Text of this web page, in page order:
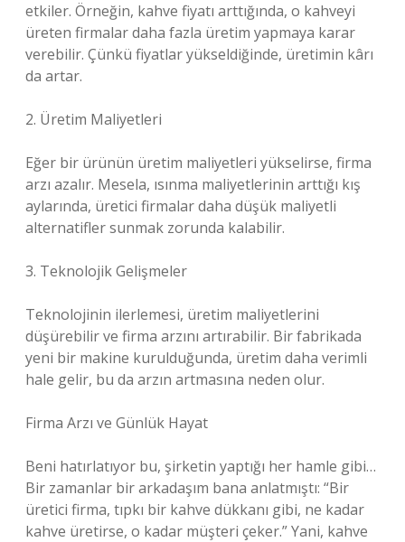
etkiler. Örneğin, kahve fiyatı arttığında, o kahveyi
üreten firmalar daha fazla üretim yapmaya karar
verebilir. Çünkü fiyatlar yükseldiğinde, üretimin kârı
da artar.
2. Üretim Maliyetleri
Eğer bir ürünün üretim maliyetleri yükselirse, firma
arzı azalır. Mesela, ısınma maliyetlerinin arttığı kış
aylarında, üretici firmalar daha düşük maliyetli
alternatifler sunmak zorunda kalabilir.
3. Teknolojik Gelişmeler
Teknolojinin ilerlemesi, üretim maliyetlerini
düşürebilir ve firma arzını artırabilir. Bir fabrikada
yeni bir makine kurulduğunda, üretim daha verimli
hale gelir, bu da arzın artmasına neden olur.
Firma Arzı ve Günlük Hayat
Beni hatırlatıyor bu, şirketin yaptığı her hamle gibi…
Bir zamanlar bir arkadaşım bana anlatmıştı: “Bir
üretici firma, tıpkı bir kahve dükkanı gibi, ne kadar
kahve üretirse, o kadar müşteri çeker.” Yani, kahve